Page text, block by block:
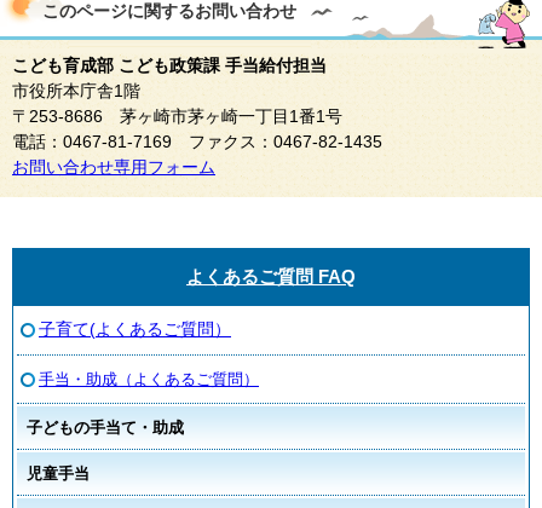
このページに関するお問い合わせ
こども育成部 こども政策課 手当給付担当
市役所本庁舎1階
〒253-8686 茅ヶ崎市茅ヶ崎一丁目1番1号
電話：0467-81-7169 ファクス：0467-82-1435
お問い合わせ専用フォーム
よくあるご質問 FAQ
子育て(よくあるご質問）
手当・助成（よくあるご質問）
子どもの手当て・助成
児童手当